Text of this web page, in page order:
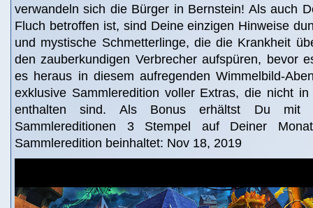
verwandeln sich die Bürger in Bernstein! Als auch
Fluch betroffen ist, sind Deine einzigen Hinweise
und mystische Schmetterlinge, die die Krankheit
den zauberkundigen Verbrecher aufspüren, bevor
es heraus in diesem aufregenden Wimmelbild-
exklusive Sammleredition voller Extras, die nicht in
enthalten sind. Als Bonus erhältst Du mit
Sammlereditionen 3 Stempel auf Deiner
Sammleredition beinhaltet: Nov 18, 2019